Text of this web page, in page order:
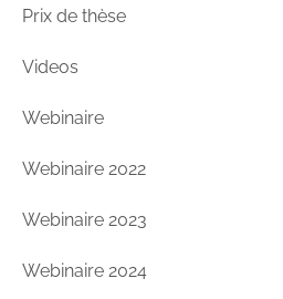
Prix de thèse
Videos
Webinaire
Webinaire 2022
Webinaire 2023
Webinaire 2024